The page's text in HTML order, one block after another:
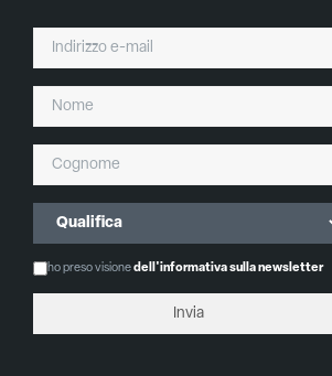
ho preso visionedell'informativa sulla newsletter